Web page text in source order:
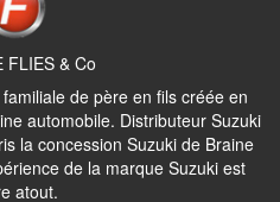
FLIES & Co
de père en fils créée en
automobile. Distributeur Suzuki
la concession Suzuki de Braine
de la marque Suzuki est
atout.